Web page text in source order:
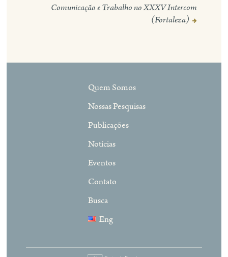
Comunicação e Trabalho no XXXV Intercom
(Fortaleza)
Quem Somos
Nossas Pesquisas
Publicações
Notícias
Eventos
Contato
Busca
Eng